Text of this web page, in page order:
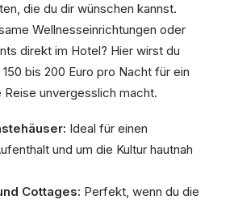
die du dir wünschen kannst.
Wellnesseinrichtungen oder
direkt im Hotel? Hier wirst du
bis 200 Euro pro Nacht für ein
Reise unvergesslich macht.
Ideal für einen
und um die Kultur hautnah
Cottages: Perfekt, wenn du die